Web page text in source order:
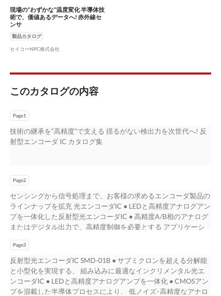
現場の“わずかな”温度変化 半導体技
術で、価値あるデータへ! 赤外線セ
ンサ
製品カタログ
セイコーNPC株式会社
このカタログの内容
Page1
技術の継承を“高精度”で支える 揺るがない検出力を次世代へ! 反
射型エンコーダ IC カタログ集
Page2
センシングから信号処理まで、お客様の求めるエンコーダ製品の
ラインナップを拡充 光エンコーダIC ● LEDと高精度アナログアン
プを一体化した反射型光エンコーダIC ● 高精度A/B相のアナログ
またはデジタル出力で、高精度制御を必要とする アプリケーシ
誤差による信号劣化を最小限化し ており、高精度エンコーダの
組立工程負荷を大幅に低減可能 ■ 製品ラインナップ ★より詳細
な情報は弊社HPよりご確認ください センサ製品一覧 ：
https://www.npc.co.jp/products/sensor/ 光エンコーダICサポート
：https://www.npc.co.jp/support/sensor-enc/
Page3
反射型光エンコーダIC SMD-01B ● サブミクロンを超える分解能
と小型化を実現する、 組み込みに最適なインクリメンタル光エ
ンコーダIC ● LEDと高精度アナログアンプを一体化 ● CMOSアン
プを混載した半導体プロセスにより、 低ノイズ･高精度なアナロ